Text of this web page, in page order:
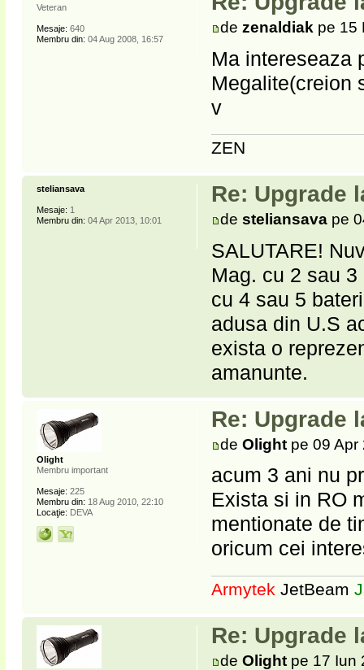
dezenaldiak pe 15
Ma intereseaza
Megalite(creion
v
ZEN
Veteran
Mesaje: 640
Membru din: 04 Aug 2008, 16:57
Re: Upgrade
desteliansava pe
SALUTARE!
Mag. cu 2 sau
cu 4 sau 5
adusa din U.S
exista o
amanunte.
steliansava
Mesaje: 1
Membru din: 04 Apr 2013, 10:01
Re: Upgrade
deOlight pe 09 Apr
acum 3 ani nu
Exista si in RO
mentionate de
oricum cei
Armytek JetBeam
Olight
Membru important
Mesaje: 225
Membru din: 18 Aug 2010, 22:10
Locaţie: DEVA
Re: Upgrade
deOlight pe 17 Iun